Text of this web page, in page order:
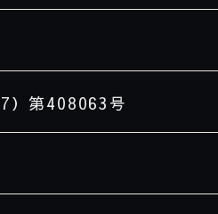
7）第408063 号